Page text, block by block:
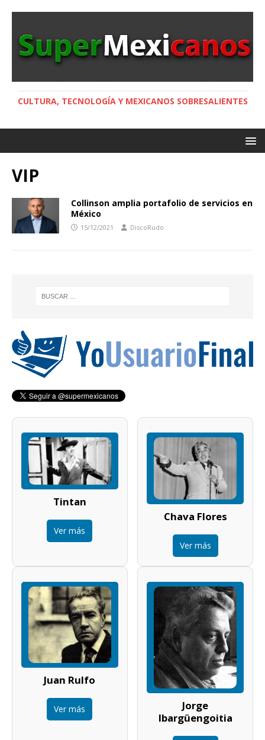
CULTURA, TECNOLOGÍA Y MEXICANOS SOBRESALIENTES
VIP
Collinson amplia portafolio de servicios en
México
15/12/2021 DiscoRudo
Tintan
Ver más
Chava Flores
Ver más
Juan Rulfo
Ver más
Jorge
Ibargüengoitia